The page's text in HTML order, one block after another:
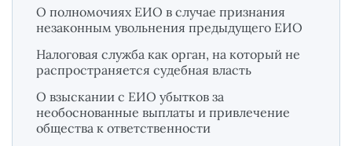
О полномочиях ЕИО в случае признания
незаконным увольнения предыдущего ЕИО
Налоговая служба как орган, на который не
распространяется судебная власть
О взыскании с ЕИО убытков за
необоснованные выплаты и привлечение
общества к ответственности